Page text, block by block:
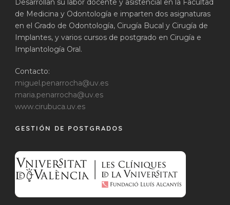
Desarrollan su labor docente y asistencial en la Facultad
de Medicina y Odontología e imparten dos asignaturas
en el Grado de Odontología, Cirugía Bucal y Cirugía de
Implantes, y varios cursos de postgrado en Cirugía e
Implantología Oral.
Contacto:
miguel.penarrocha@uv.es
maria.penarrocha@uv.es
www.cirubuca.uv.es
GESTIÓN DE POSTGRADOS